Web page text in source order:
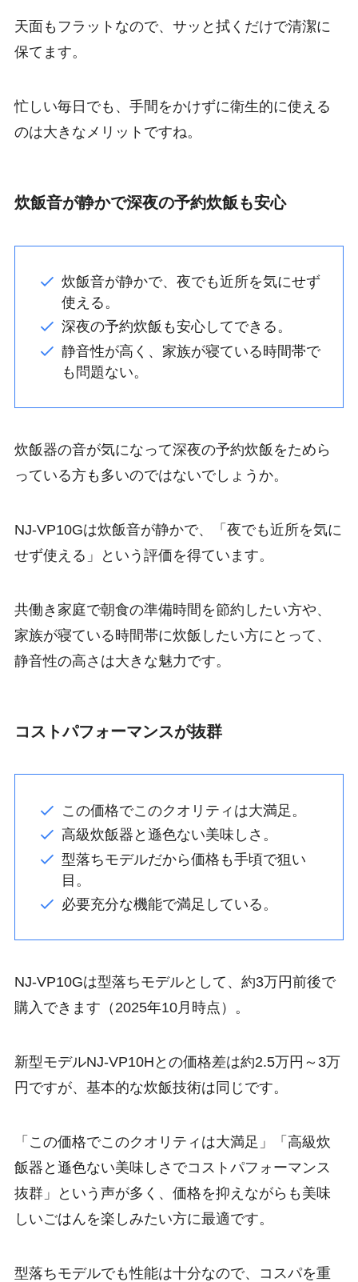
天面もフラットなので、サッと拭くだけで清潔に
保てます。
忙しい毎日でも、手間をかけずに衛生的に使える
のは大きなメリットですね。
炊飯音が静かで深夜の予約炊飯も安心
炊飯音が静かで、夜でも近所を気にせず
使える。
深夜の予約炊飯も安心してできる。
静音性が高く、家族が寝ている時間帯で
も問題ない。
炊飯器の音が気になって深夜の予約炊飯をためら
っている方も多いのではないでしょうか。
NJ-VP10Gは炊飯音が静かで、「夜でも近所を気に
せず使える」という評価を得ています。
共働き家庭で朝食の準備時間を節約したい方や、
家族が寝ている時間帯に炊飯したい方にとって、
静音性の高さは大きな魅力です。
コストパフォーマンスが抜群
この価格でこのクオリティは大満足。
高級炊飯器と遜色ない美味しさ。
型落ちモデルだから価格も手頃で狙い
目。
必要充分な機能で満足している。
NJ-VP10Gは型落ちモデルとして、約3万円前後で
購入できます（2025年10月時点）。
新型モデルNJ-VP10Hとの価格差は約2.5万円～3万
円ですが、基本的な炊飯技術は同じです。
「この価格でこのクオリティは大満足」「高級炊
飯器と遜色ない美味しさでコストパフォーマンス
抜群」という声が多く、価格を抑えながらも美味
しいごはんを楽しみたい方に最適です。
型落ちモデルでも性能は十分なので、コスパを重